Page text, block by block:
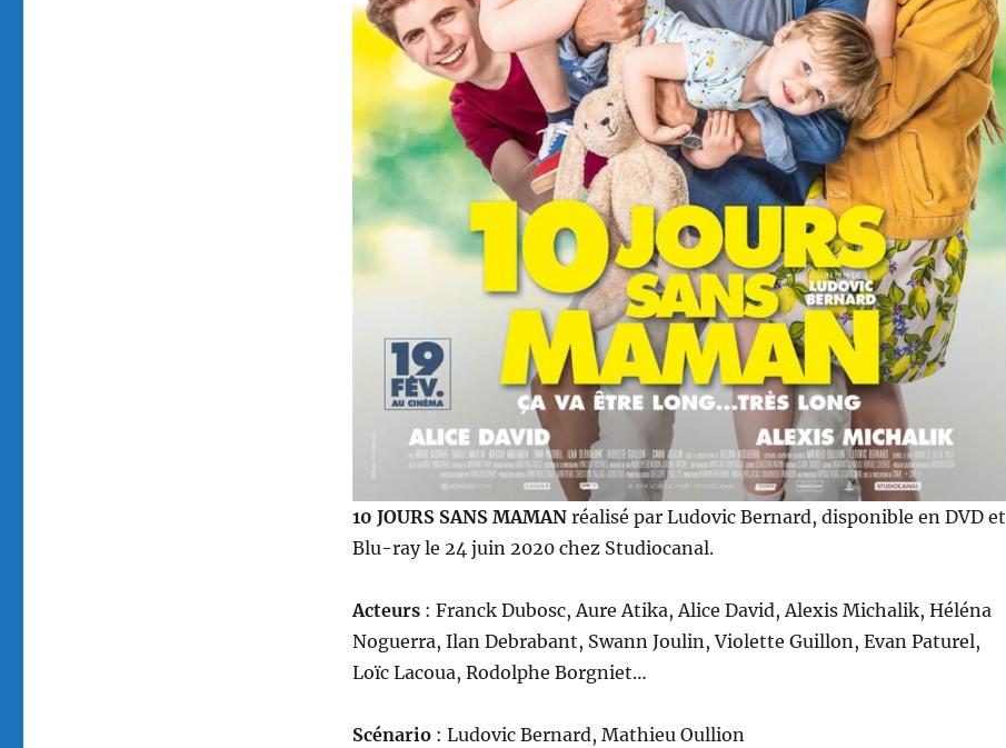
10 JOURS SANS MAMANréalisé par Ludovic Bernard, disponible en DVD et
Blu-ray le 24 juin 2020 chez Studiocanal.
Acteurs: Franck Dubosc, Aure Atika, Alice David, Alexis Michalik, Héléna
Noguerra, Ilan Debrabant, Swann Joulin, Violette Guillon, Evan Paturel,
Loïc Lacoua, Rodolphe Borgniet…
Scénario : Ludovic Bernard, Mathieu Oullion